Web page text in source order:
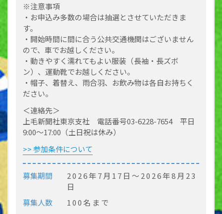
※注意事項
・お申込み多数の場合は抽選とさせていただきま
す。
・開始時間に間に合う公共交通機関はございません
ので、車でお越しください。
・動きやすく濡れてもよい服装（長袖・長ズボ
ン）、運動靴でお越しください。
・帽子、着替え、雨合羽、お飲み物は各自お持ちく
ださい。
＜連絡先＞
上毛新聞社東京支社 電話番号03-6228-7654 平日
9:00～17:00（土日祝は休み）
>> 参加条件について
募集期間
2026年7月17日〜2026年8月23
日
募集人数
100名まで